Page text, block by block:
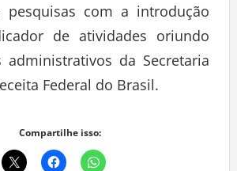
pesquisas com a introdução
de atividades oriundo
administrativos da Secretaria
Federal do Brasil.
Compartilhe isso: